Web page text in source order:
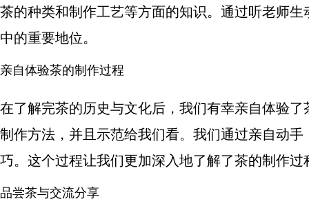
茶的种类和制作工艺等方面的知识。通过听老师
中的重要地位。
亲自体验茶的制作过程
在了解完茶的历史与文化后，我们有幸亲自体验
制作方法，并且示范给我们看。我们通过亲自动
巧。这个过程让我们更加深入地了解了茶的制作
品尝茶与交流分享